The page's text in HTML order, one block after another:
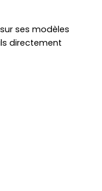
ses modèles
directement